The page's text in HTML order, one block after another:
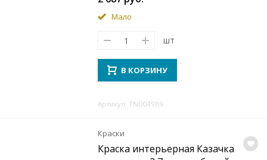
Мало
шт
В КОРЗИНУ
Артикул: TN004989
Краски
Краска интерьерная Казачка